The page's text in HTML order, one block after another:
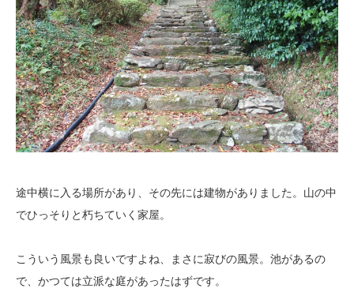
途中横に入る場所があり、その先には建物がありました。山の中
でひっそりと朽ちていく家屋。
こういう風景も良いですよね、まさに寂びの風景。池があるの
で、かつては立派な庭があったはずです。